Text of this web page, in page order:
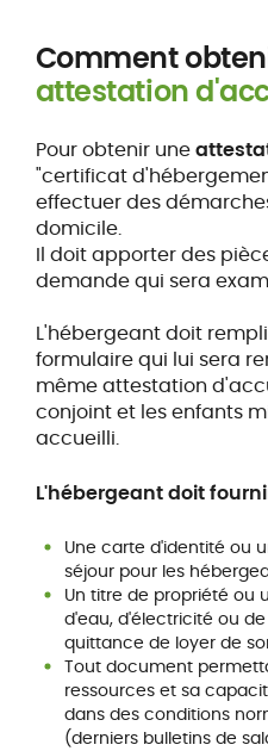
Comment
attestation
Pour obtenir une
"certificat
effectuer des
domicile.
Il doit apporter des
demande qui sera
L'hébergeant doit
formulaire qui lui sera
même attestation
conjoint et les enfants
accueilli.
L'hébergeant doit
Une carte d'identité ou
séjour pour les
Un titre de propriété ou
d'eau, d'électricité ou
quittance de loyer de
Tout document
ressources et sa
dans des conditions
(derniers bulletins de